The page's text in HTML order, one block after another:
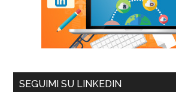
SEGUIMI SU LINKEDIN